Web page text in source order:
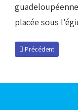
placée sous
Article précédent : A
Précédent